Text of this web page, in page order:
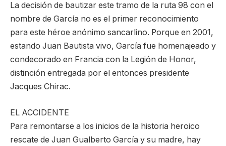
La decisión de bautizar este tramo de la ruta 98 con el
nombre de García no es el primer reconocimiento
para este héroe anónimo sancarlino. Porque en 2001,
estando Juan Bautista vivo, García fue homenajeado y
condecorado en Francia con la Legión de Honor,
distinción entregada por el entonces presidente
Jacques Chirac.
EL ACCIDENTE
Para remontarse a los inicios de la historia heroico
rescate de Juan Gualberto García y su madre, hay